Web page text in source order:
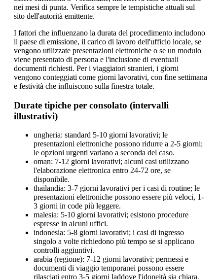
nei mesi di punta. Verifica sempre le tempistiche attuali sul
sito dell'autorità emittente.
I fattori che influenzano la durata del procedimento includono
il paese di emissione, il carico di lavoro dell'ufficio locale, se
vengono utilizzate presentazioni elettroniche o se un modulo
viene presentato di persona e l'inclusione di eventuali
documenti richiesti. Per i viaggiatori stranieri, i giorni
vengono conteggiati come giorni lavorativi, con fine settimana
e festività che influiscono sulla finestra totale.
Durate tipiche per consolato (intervalli
illustrativi)
ungheria: standard 5-10 giorni lavorativi; le
presentazioni elettroniche possono ridurre a 2-5 giorni;
le opzioni urgenti variano a seconda del caso.
oman: 7-12 giorni lavorativi; alcuni casi utilizzano
l'elaborazione elettronica entro 24-72 ore, se
disponibile.
thailandia: 3-7 giorni lavorativi per i casi di routine; le
presentazioni elettroniche possono essere più veloci, 1-
3 giorni in code più leggere.
malesia: 5-10 giorni lavorativi; esistono procedure
espresse in alcuni uffici.
indonesia: 5-8 giorni lavorativi; i casi di ingresso
singolo a volte richiedono più tempo se si applicano
controlli aggiuntivi.
arabia (regione): 7-12 giorni lavorativi; permessi e
documenti di viaggio temporanei possono essere
rilasciati entro 3-5 giorni laddove l'idoneità sia chiara.